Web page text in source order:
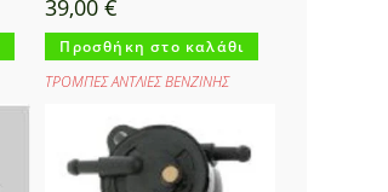
39,00€
Προσθήκη στο καλάθι
ΤΡΟΜΠΕΣ ΑΝΤΛΙΕΣ ΒΕΝΖΙΝΗΣ